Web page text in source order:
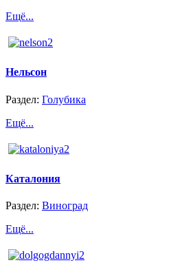
Ещё...
Нельсон
Раздел: Голубика
Ещё...
Каталония
Раздел: Виноград
Ещё...